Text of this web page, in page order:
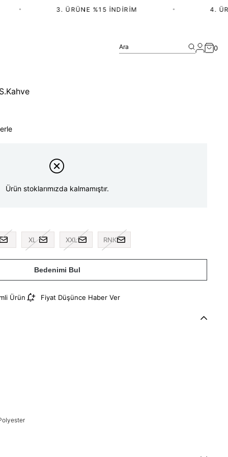
3. ÜRÜNE %15 İNDIRIM 4.
Ara 0
Ürün stoklarımızda kalmamıştır.
XL XXL RNK
Bedenimi Bul
Ürün Fiyat Düşünce Haber Ver